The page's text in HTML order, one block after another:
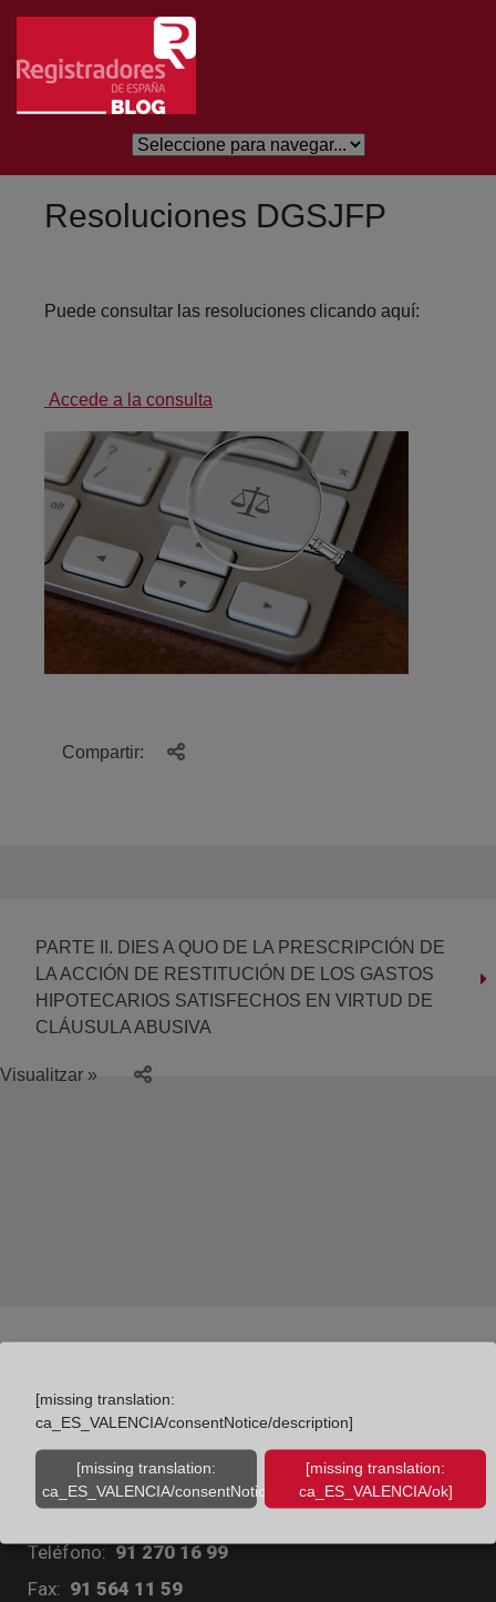
Salta al contingut principal
Resoluciones DGSJFP
Puede consultar las resoluciones clicando aquí:
Accede a la consulta
Compartir:
PARTE II. DIES A QUO DE LA PRESCRIPCIÓN DE
LA ACCIÓN DE RESTITUCIÓN DE LOS GASTOS
HIPOTECARIOS SATISFECHOS EN VIRTUD DE
CLÁUSULA ABUSIVA
Visualitzar »
Colegio de Registradores
Diego de León, 21. 28006 Madrid
Teléfono: 91 270 16 99
Fax: 91 564 11 59
[missing translation:
ca_ES_VALENCIA/consentNotice/description]
[missing translation:
ca_ES_VALENCIA/consentNotice/learnMore]
[missing translation:
ca_ES_VALENCIA/ok]